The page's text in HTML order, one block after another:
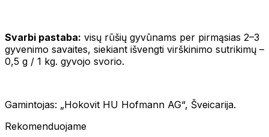
Svarbi pastaba: visų rūšių gyvūnams per pirmąsias 2–3
gyvenimo savaites, siekiant išvengti virškinimo sutrikimų –
0,5 g / 1 kg. gyvojo svorio.
Gamintojas: „Hokovit HU Hofmann AG“, Šveicarija.
Rekomenduojame